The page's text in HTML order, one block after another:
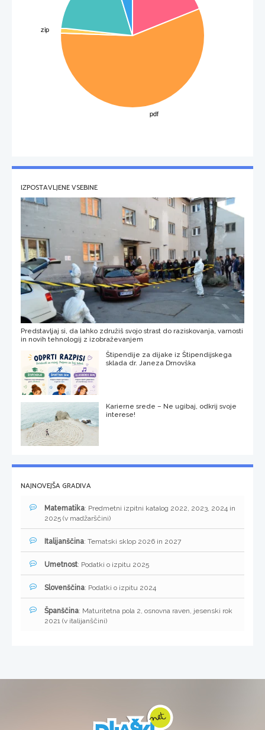
IZPOSTAVLJENE VSEBINE
Predstavljaj si, da lahko združiš svojo strast do raziskovanja, varnosti
in novih tehnologij z izobraževanjem
Štipendije za dijake iz Štipendijskega
sklada dr. Janeza Drnovška
Karierne srede – Ne ugibaj, odkrij svoje
interese!
NAJNOVEJŠA GRADIVA
Matematika: Predmetni izpitni katalog 2022, 2023, 2024 in
2025 (v madžarščini)
Italijanščina: Tematski sklop 2026 in 2027
Umetnost: Podatki o izpitu 2025
Slovenščina: Podatki o izpitu 2024
Španščina: Maturitetna pola 2, osnovna raven, jesenski rok
2021 (v italijanščini)